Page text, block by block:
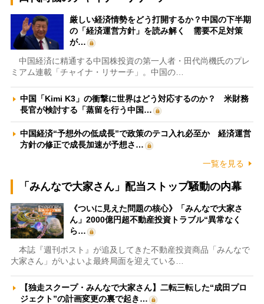
厳しい経済情勢をどう打開するか？中国の下半期
の「経済運営方針」を読み解く 需要不足対策
が…
中国経済に精通する中国株投資の第一人者・田代尚機氏のプレ
ミアム連載「チャイナ・リサーチ」。中国の…
中国「Kimi K3」の衝撃に世界はどう対応するのか？ 米財務
長官が検討する「蒸留を行う中国…
中国経済“予想外の低成長”で政策のテコ入れ必至か 経済運営
方針の修正で成長加速が予想さ…
一覧を見る
「みんなで大家さん」配当ストップ騒動の内幕
《ついに見えた問題の核心》「みんなで大家さ
ん」2000億円超不動産投資トラブル“異常なく
ら…
本誌『週刊ポスト』が追及してきた不動産投資商品「みんなで
大家さん」がいよいよ最終局面を迎えている…
【独走スクープ・みんなで大家さん】二転三転した“成田プロ
ジェクト”の計画変更の裏で起き…